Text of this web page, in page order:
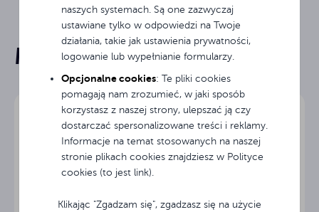
naszych systemach. Są one zazwyczaj
ustawiane tylko w odpowiedzi na Twoje
działania, takie jak ustawienia prywatności,
logowanie lub wypełnianie formularzy.
Opcjonalne cookies: Te pliki cookies
pomagają nam zrozumieć, w jaki sposób
korzystasz z naszej strony, ulepszać ją czy
dostarczać spersonalizowane treści i reklamy.
Informacje na temat stosowanych na naszej
stronie plikach cookies znajdziesz w Polityce
cookies (to jest link).
Klikając "Zgadzam się", zgadzasz się na użycie
Mogą Cię zainteresować